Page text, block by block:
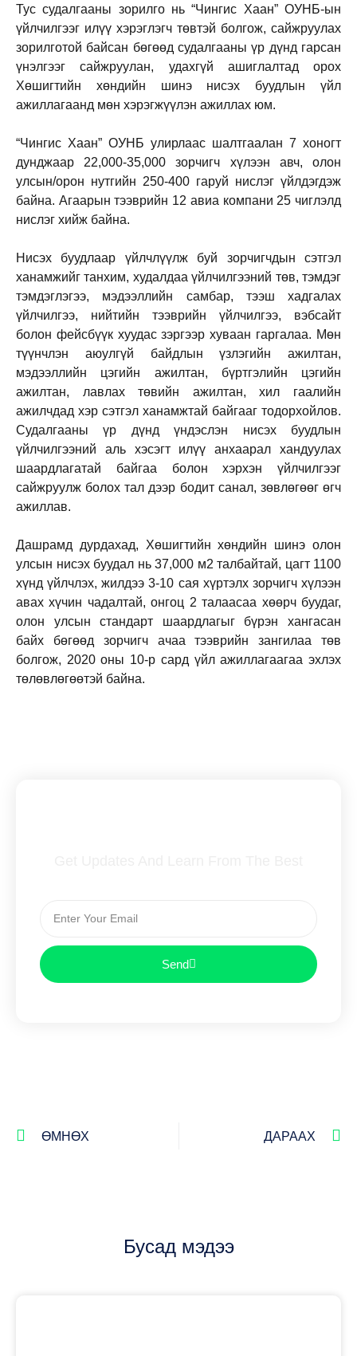
Тус судалгааны зорилго нь “Чингис Хаан” ОУНБ-ын
үйлчилгээг илүү хэрэглэгч төвтэй болгож, сайжруулах
зорилготой байсан бөгөөд судалгааны үр дүнд гарсан
үнэлгээг сайжруулан, удахгүй ашиглалтад орох
Хөшигтийн хөндийн шинэ нисэх буудлын үйл
ажиллагаанд мөн хэрэгжүүлэн ажиллах юм.
“Чингис Хаан” ОУНБ улирлаас шалтгаалан 7 хоногт
дунджаар 22,000-35,000 зорчигч хүлээн авч, олон
улсын/орон нутгийн 250-400 гаруй нислэг үйлдэгдэж
байна. Агаарын тээврийн 12 авиа компани 25 чиглэлд
нислэг хийж байна.
Нисэх буудлаар үйлчлүүлж буй зорчигчдын сэтгэл
ханамжийг танхим, худалдаа үйлчилгээний төв, тэмдэг
тэмдэглэгээ, мэдээллийн самбар, тээш хадгалах
үйлчилгээ, нийтийн тээврийн үйлчилгээ, вэбсайт
болон фейсбүүк хуудас зэргээр хуваан гаргалаа. Мөн
түүнчлэн аюулгүй байдлын үзлэгийн ажилтан,
мэдээллийн цэгийн ажилтан, бүртгэлийн цэгийн
ажилтан, лавлах төвийн ажилтан, хил гаалийн
ажилчдад хэр сэтгэл ханамжтай байгааг тодорхойлов.
Судалгааны үр дүнд үндэслэн нисэх буудлын
үйлчилгээний аль хэсэгт илүү анхаарал хандуулах
шаардлагатай байгаа болон хэрхэн үйлчилгээг
сайжруулж болох тал дээр бодит санал, зөвлөгөөг өгч
ажиллав.
Дашрамд дурдахад, Хөшигтийн хөндийн шинэ олон
улсын нисэх буудал нь 37,000 м2 талбайтай, цагт 1100
хүнд үйлчлэх, жилдээ 3-10 сая хүртэлх зорчигч хүлээн
авах хүчин чадалтай, онгоц 2 талаасаа хөөрч буудаг,
олон улсын стандарт шаардлагыг бүрэн хангасан
байх бөгөөд зорчигч ачаа тээврийн зангилаа төв
болгож, 2020 оны 10-р сард үйл ажиллагаагаа эхлэх
төлөвлөгөөтэй байна.
Send
ӨМНӨХ ДАРААХ
Бусад мэдээ